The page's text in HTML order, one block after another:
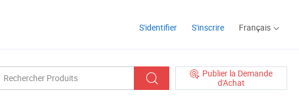
S'identifier S'inscrire Français
Publier la Demande
d'Achat